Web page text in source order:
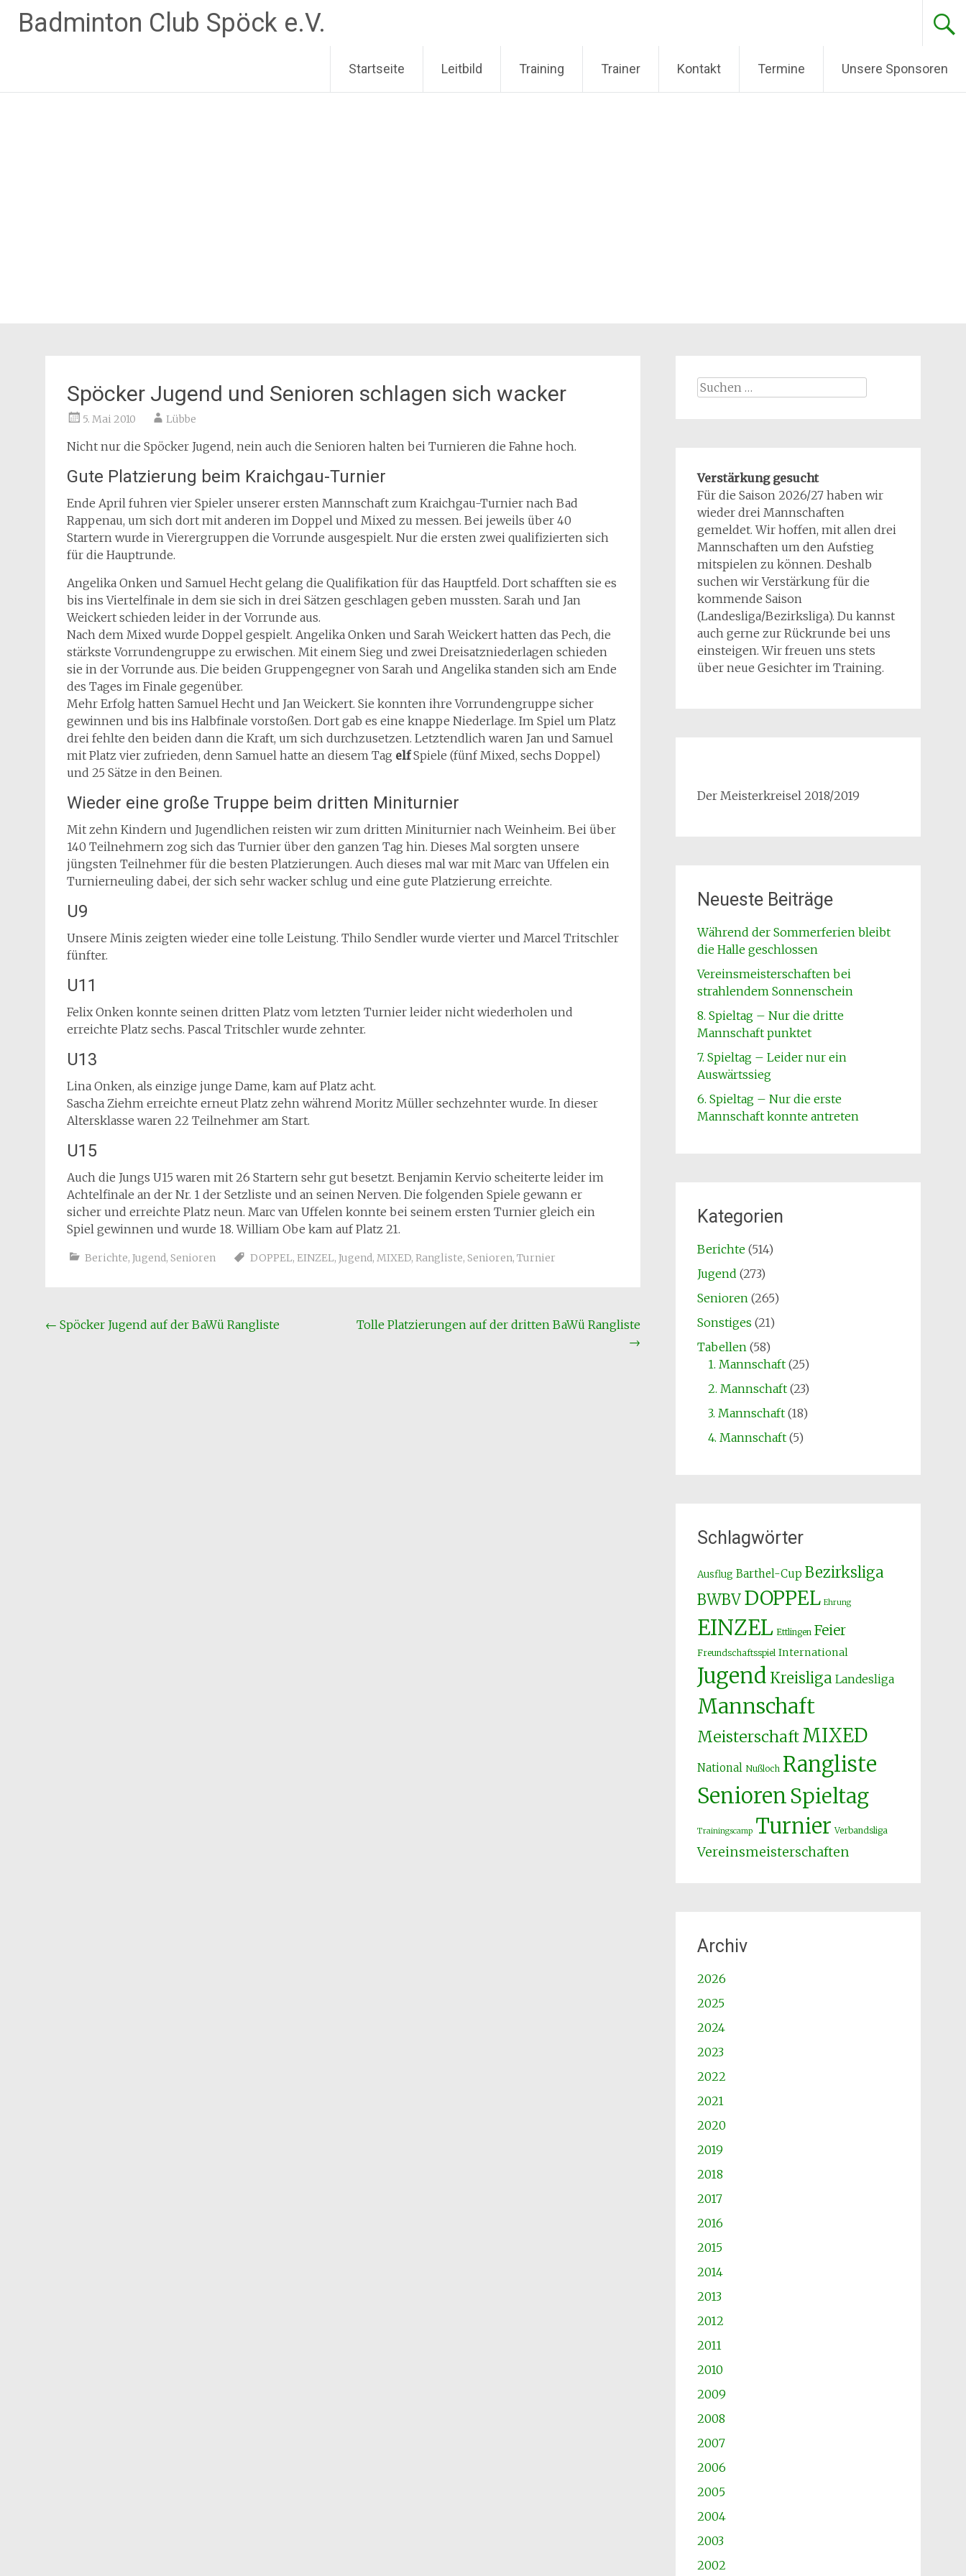
InhaltBadminton Club Spöck e.V.
Startseite Leitbild Training Trainer Kontakt Termine Unsere Sponsoren
Spöcker Jugend und Senioren schlagen sich wacker
5. Mai 2010 Lübbe
Nicht nur die Spöcker Jugend, nein auch die Senioren halten bei Turnieren die Fahne hoch.
Gute Platzierung beim Kraichgau-Turnier
Ende April fuhren vier Spieler unserer ersten Mannschaft zum Kraichgau-Turnier nach Bad
Rappenau, um sich dort mit anderen im Doppel und Mixed zu messen. Bei jeweils über 40
Startern wurde in Vierergruppen die Vorrunde ausgespielt. Nur die ersten zwei qualifizierten sich
für die Hauptrunde.
Angelika Onken und Samuel Hecht gelang die Qualifikation für das Hauptfeld. Dort schafften sie es
bis ins Viertelfinale in dem sie sich in drei Sätzen geschlagen geben mussten. Sarah und Jan
Weickert schieden leider in der Vorrunde aus.
Nach dem Mixed wurde Doppel gespielt. Angelika Onken und Sarah Weickert hatten das Pech, die
stärkste Vorrundengruppe zu erwischen. Mit einem Sieg und zwei Dreisatzniederlagen schieden
sie in der Vorrunde aus. Die beiden Gruppengegner von Sarah und Angelika standen sich am Ende
des Tages im Finale gegenüber.
Mehr Erfolg hatten Samuel Hecht und Jan Weickert. Sie konnten ihre Vorrundengruppe sicher
gewinnen und bis ins Halbfinale vorstoßen. Dort gab es eine knappe Niederlage. Im Spiel um Platz
drei fehlte den beiden dann die Kraft, um sich durchzusetzen. Letztendlich waren Jan und Samuel
mit Platz vier zufrieden, denn Samuel hatte an diesem Tag elfSpiele (fünf Mixed, sechs Doppel)
und 25 Sätze in den Beinen.
Wieder eine große Truppe beim dritten Miniturnier
Mit zehn Kindern und Jugendlichen reisten wir zum dritten Miniturnier nach Weinheim. Bei über
140 Teilnehmern zog sich das Turnier über den ganzen Tag hin. Dieses Mal sorgten unsere
jüngsten Teilnehmer für die besten Platzierungen. Auch dieses mal war mit Marc van Uffelen ein
Turnierneuling dabei, der sich sehr wacker schlug und eine gute Platzierung erreichte.
U9
Unsere Minis zeigten wieder eine tolle Leistung. Thilo Sendler wurde vierter und Marcel Tritschler
fünfter.
U11
Felix Onken konnte seinen dritten Platz vom letzten Turnier leider nicht wiederholen und
erreichte Platz sechs. Pascal Tritschler wurde zehnter.
U13
Lina Onken, als einzige junge Dame, kam auf Platz acht.
Sascha Ziehm erreichte erneut Platz zehn während Moritz Müller sechzehnter wurde. In dieser
Altersklasse waren 22 Teilnehmer am Start.
U15
Auch die Jungs U15 waren mit 26 Startern sehr gut besetzt. Benjamin Kervio scheiterte leider im
Achtelfinale an der Nr. 1 der Setzliste und an seinen Nerven. Die folgenden Spiele gewann er
sicher und erreichte Platz neun. Marc van Uffelen konnte bei seinem ersten Turnier gleich ein
Spiel gewinnen und wurde 18. William Obe kam auf Platz 21.
Berichte, Jugend, Senioren DOPPEL, EINZEL, Jugend, MIXED, Rangliste, Senioren, Turnier
Beitragsnavigation
← Spöcker Jugend auf der BaWü Rangliste
Tolle Platzierungen auf der dritten BaWü Rangliste
→
Suchen
Verstärkung gesucht
Für die Saison 2026/27 haben wir
wieder drei Mannschaften
gemeldet. Wir hoffen, mit allen drei
Mannschaften um den Aufstieg
mitspielen zu können. Deshalb
suchen wir Verstärkung für die
kommende Saison
(Landesliga/Bezirksliga). Du kannst
auch gerne zur Rückrunde bei uns
einsteigen. Wir freuen uns stets
über neue Gesichter im Training.
Der Meisterkreisel 2018/2019
Neueste Beiträge
Während der Sommerferien bleibt
die Halle geschlossen
Vereinsmeisterschaften bei
strahlendem Sonnenschein
8. Spieltag – Nur die dritte
Mannschaft punktet
7. Spieltag – Leider nur ein
Auswärtssieg
6. Spieltag – Nur die erste
Mannschaft konnte antreten
Kategorien
Berichte(514)
Jugend (273)
Senioren(265)
Sonstiges (21)
Tabellen(58)
1. Mannschaft(25)
2. Mannschaft(23)
3. Mannschaft(18)
4. Mannschaft(5)
Schlagwörter
Ausflug Barthel-Cup Bezirksliga
BWBVDOPPEL Ehrung
EINZEL Ettlingen Feier
Freundschaftsspiel International
Jugend Kreisliga Landesliga
Mannschaft
MeisterschaftMIXED
National Nußloch Rangliste
SeniorenSpieltag
Trainingscamp Turnier Verbandsliga
Vereinsmeisterschaften
Archiv
2026
2025
2024
2023
2022
2021
2020
2019
2018
2017
2016
2015
2014
2013
2012
2011
2010
2009
2008
2007
2006
2005
2004
2003
2002